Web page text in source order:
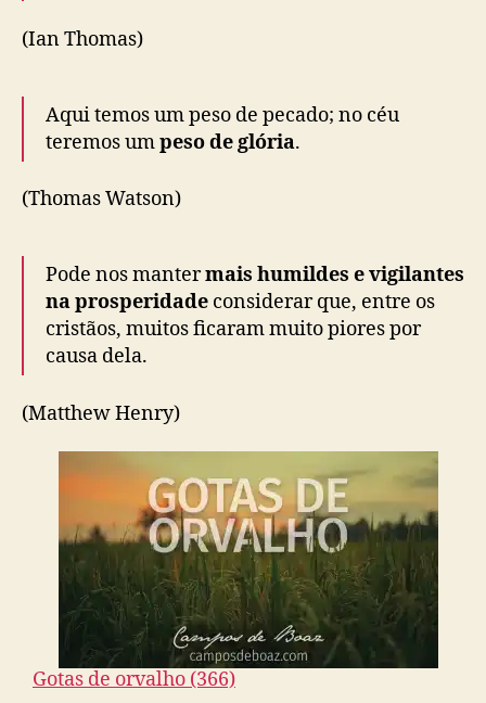
(Ian Thomas)
Aqui temos um peso de pecado; no céu
teremos umpeso de glória.
(Thomas Watson)
Pode nos mantermais humildes e vigilantes
na prosperidade considerar que, entre os
cristãos, muitos ficaram muito piores por
causa dela.
(Matthew Henry)
Gotas de orvalho (366)